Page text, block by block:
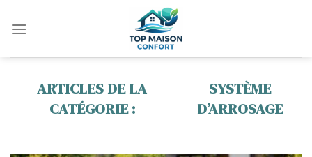
SYSTÈME
D’ARROSAGE